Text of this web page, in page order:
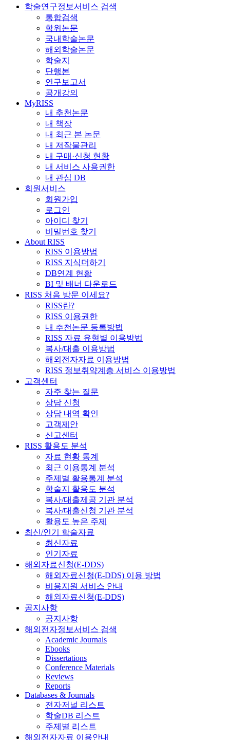
학술연구정보서비스 검색
통합검색
학위논문
국내학술논문
해외학술논문
학술지
단행본
연구보고서
공개강의
MyRISS
내 추천논문
내 책장
내 최근 본 논문
내 저작물관리
내 구매·신청 현황
내 서비스 사용권한
내 관심 DB
회원서비스
회원가입
로그인
아이디 찾기
비밀번호 찾기
About RISS
RISS 이용방법
RISS 지식더하기
DB연계 현황
BI 및 배너 다운로드
RISS 처음 방문 이세요?
RISS란?
RISS 이용권한
내 추천논문 등록방법
RISS 자료 유형별 이용방법
복사/대출 이용방법
해외전자자료 이용방법
RISS 정보취약계층 서비스 이용방법
고객센터
자주 찾는 질문
상담 신청
상담 내역 확인
고객제안
신고센터
RISS 활용도 분석
자료 현황 통계
최근 이용통계 분석
주제별 활용통계 분석
학술지 활용도 분석
복사/대출제공 기관 분석
복사/대출신청 기관 분석
활용도 높은 주제
최신/인기 학술자료
최신자료
인기자료
해외자료신청(E-DDS)
해외자료신청(E-DDS) 이용 방법
비용지원 서비스 안내
해외자료신청(E-DDS)
공지사항
공지사항
해외전자정보서비스 검색
Academic Journals
Ebooks
Dissertations
Conference Materials
Reviews
Reports
Databases & Journals
전자저널 리스트
학술DB 리스트
주제별 리스트
해외전자자료 이용안내